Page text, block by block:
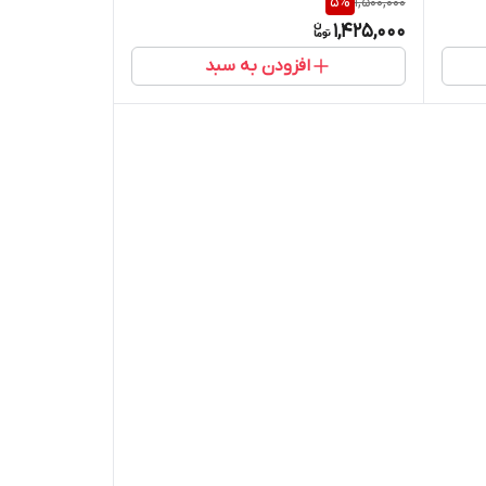
1,425,000
افزودن به سبد